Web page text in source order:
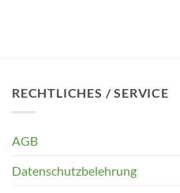
RECHTLICHES / SERVICE
AGB
Datenschutzbelehrung